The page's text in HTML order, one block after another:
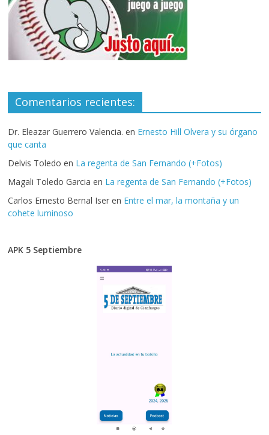
Comentarios recientes:
Dr. Eleazar Guerrero Valencia. en Ernesto Hill Olvera y su órgano
que canta
Delvis Toledo en La regenta de San Fernando (+Fotos)
Magali Toledo Garcia en La regenta de San Fernando (+Fotos)
Carlos Ernesto Bernal Iser en Entre el mar, la montaña y un
cohete luminoso
APK 5 Septiembre